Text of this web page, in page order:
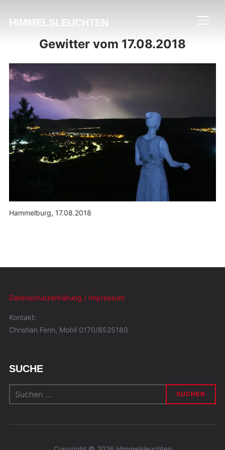
HIMMELSLEUCHTEN
Gewitter vom 17.08.2018
Hammelburg, 17.08.2018
Datenschutzerklärung / Impressum
Kontakt:
Christian Fenn, Mobil 0170/8525180
SUCHE
Suchen
nach: